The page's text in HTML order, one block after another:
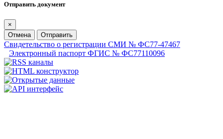
Отправить документ
×
Отмена
Отправить
Свидетельство о регистрации СМИ № ФС77-47467
Электронный паспорт ФГИС № ФС77110096